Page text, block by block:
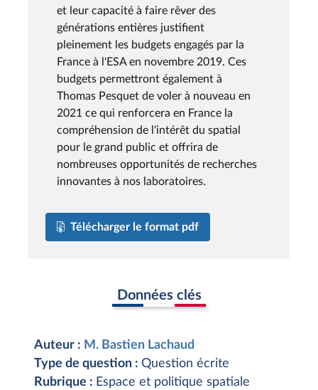
et leur capacité à faire rêver des
générations entières justifient
pleinement les budgets engagés par la
France à l'ESA en novembre 2019. Ces
budgets permettront également à
Thomas Pesquet de voler à nouveau en
2021 ce qui renforcera en France la
compréhension de l'intérêt du spatial
pour le grand public et offrira de
nombreuses opportunités de recherches
innovantes à nos laboratoires.
Télécharger le format pdf
Données clés
Auteur : M. Bastien Lachaud
Type de question : Question écrite
Rubrique : Espace et politique spatiale